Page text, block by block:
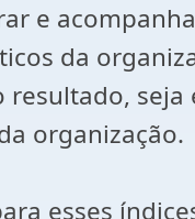
e
da
organização.
esses